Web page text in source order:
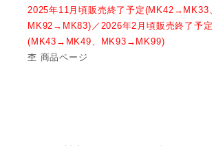
2025年11月頃販売終了予定(MK42→MK33、
MK92→MK83)／2026年2月頃販売終了予定
(MK43→MK49、MK93→MK99)
杢 商品ページ